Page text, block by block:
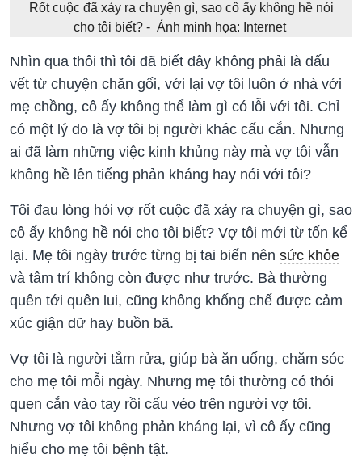
Rốt cuộc đã xảy ra chuyện gì, sao cô ấy không hề nói
cho tôi biết? - Ảnh minh họa: Internet
Nhìn qua thôi thì tôi đã biết đây không phải là dấu
vết từ chuyện chăn gối, với lại vợ tôi luôn ở nhà với
mẹ chồng, cô ấy không thể làm gì có lỗi với tôi. Chỉ
có một lý do là vợ tôi bị người khác cấu cắn. Nhưng
ai đã làm những việc kinh khủng này mà vợ tôi vẫn
không hề lên tiếng phản kháng hay nói với tôi?
Tôi đau lòng hỏi vợ rốt cuộc đã xảy ra chuyện gì, sao
cô ấy không hề nói cho tôi biết? Vợ tôi mới từ tốn kể
lại. Mẹ tôi ngày trước từng bị tai biến nên sức khỏe
và tâm trí không còn được như trước. Bà thường
quên tới quên lui, cũng không khống chế được cảm
xúc giận dữ hay buồn bã.
Vợ tôi là người tắm rửa, giúp bà ăn uống, chăm sóc
cho mẹ tôi mỗi ngày. Nhưng mẹ tôi thường có thói
quen cắn vào tay rồi cấu véo trên người vợ tôi.
Nhưng vợ tôi không phản kháng lại, vì cô ấy cũng
hiểu cho mẹ tôi bệnh tật.